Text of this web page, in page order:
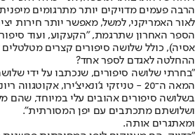
הרבה פעמים מדויקים יותר מתרגומים
לאור האמריקני, למשל, מאפשר יותר חירות
הספר האחרון שתרגמת, "הקעקוע, ועוד
אסיה), כולל שלושה סיפורים קצרים
ההחלטה לאגדם לספר אחד?
"בחרתי שלושה סיפורים, שנכתבו על ידי
המאה ה־20 - טניזקי ג'ונאיצ'ירו,
בשלושה סיפורים אהובים עלי במיוחד, שהם
ושלושתם מתכתבים עם יפן המסורתית".
ומאתגרים אותה.